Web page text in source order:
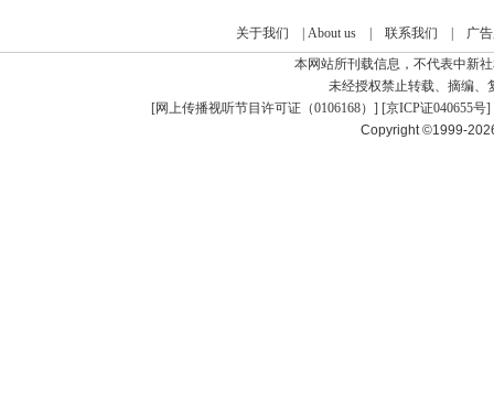
关于我们 About us| 联系我们
广
本网站所刊载信息，不代表中新
未经授权禁止转载、摘编、
[网上传播视听节目许可证（0106168） ] [京ICP证040655号]
Copyright ©1999-